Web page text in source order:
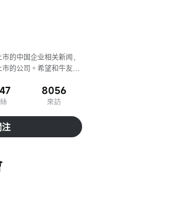
的中国企业相关新闻，
的公司。希望和牛友一
8056
來訪
注